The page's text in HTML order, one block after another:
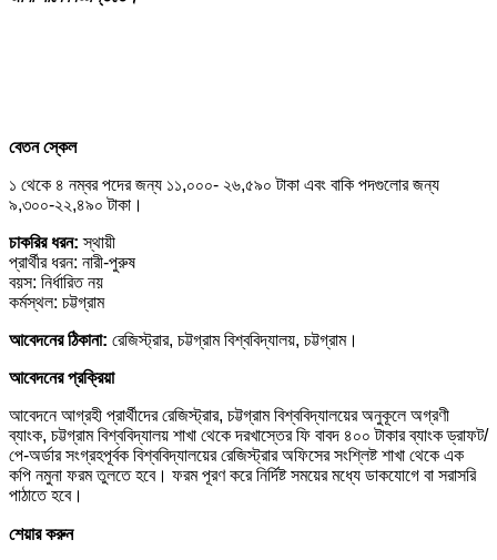
বেতন স্কেল
১ থেকে ৪ নম্বর পদের জন্য ১১,০০০- ২৬,৫৯০ টাকা এবং বাকি পদগুলোর জন্য
৯,৩০০-২২,৪৯০ টাকা।
চাকরির ধরন: স্থায়ী
প্রার্থীর ধরন: নারী-পুরুষ
বয়স: নির্ধারিত নয়
কর্মস্থল: চট্টগ্রাম
আবেদনের ঠিকানা: রেজিস্ট্রার, চট্টগ্রাম বিশ্ববিদ্যালয়, চট্টগ্রাম।
আবেদনের প্রক্রিয়া
আবেদনে আগ্রহী প্রার্থীদের রেজিস্ট্রার, চট্টগ্রাম বিশ্ববিদ্যালয়ের অনুকূলে অগ্রণী
ব্যাংক, চট্টগ্রাম বিশ্ববিদ্যালয় শাখা থেকে দরখাস্তের ফি বাবদ ৪০০ টাকার ব্যাংক ড্রাফট/
পে-অর্ডার সংগ্রহপূর্বক বিশ্ববিদ্যালয়ের রেজিস্ট্রার অফিসের সংশ্লিষ্ট শাখা থেকে এক
কপি নমুনা ফরম তুলতে হবে। ফরম পূরণ করে নির্দিষ্ট সময়ের মধ্যে ডাকযোগে বা সরাসরি
পাঠাতে হবে।
শেয়ার করুন